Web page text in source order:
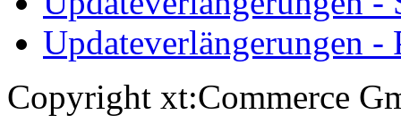
Updateverlängerungen -
Copyright xt:Commerce